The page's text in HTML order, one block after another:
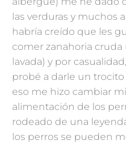
las verduras y muchos
habría creído que les
comer zanahoria
lavada) y por
probé a darle un trocito
eso me hizo cambiar
alimentación de los
rodeado de una
los perros se pueden